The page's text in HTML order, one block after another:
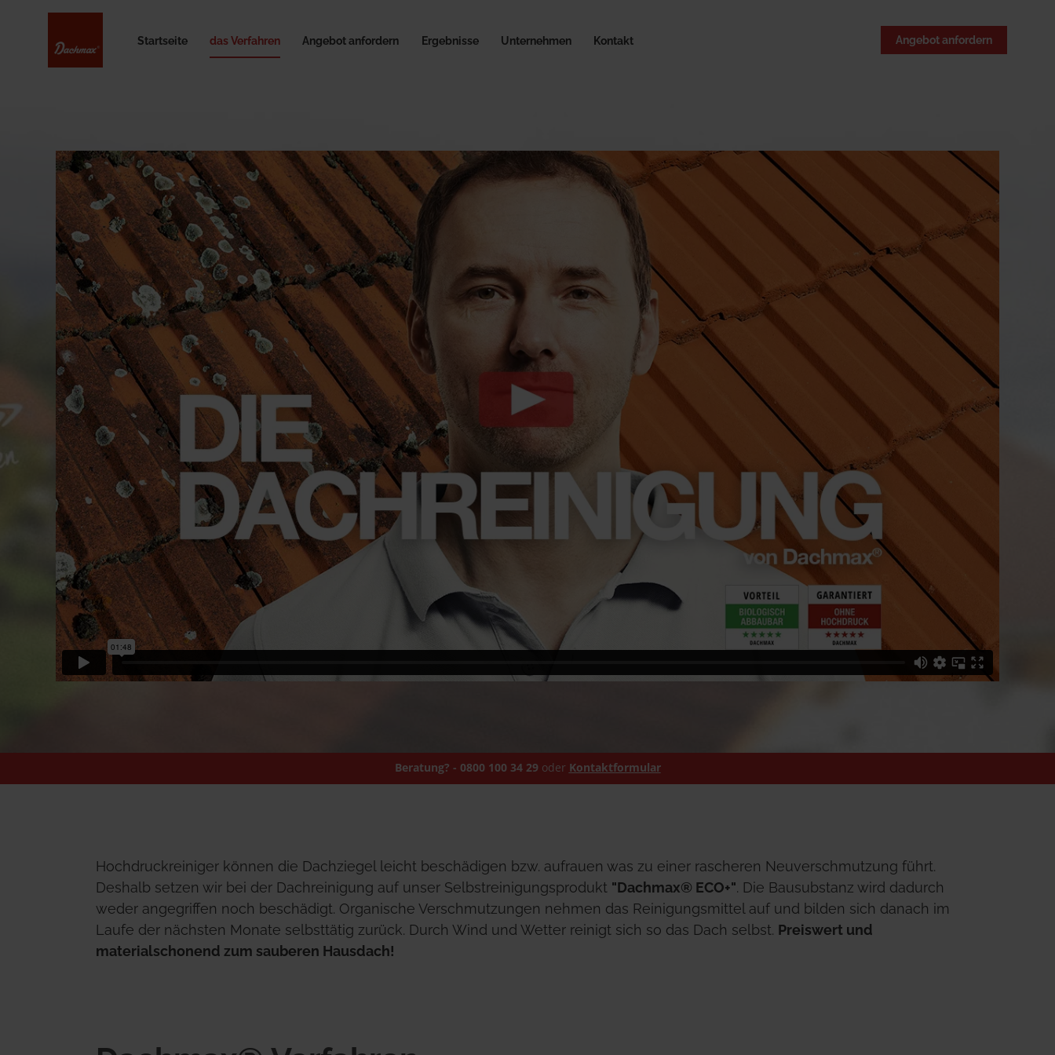
Startseite das Verfahren Angebot anfordern Ergebnisse Unternehmen Kontakt Angebot anfordern
Beratung? - 0800 100 34 29 oder Kontaktformular
Hochdruckreiniger können die Dachziegel leicht beschädigen bzw. aufrauen was zu einer rascheren Neuverschmutzung führt.
Deshalb setzen wir bei der Dachreinigung auf unser Selbstreinigungsprodukt "Dachmax® ECO+". Die Bausubstanz wird dadurch
weder angegriffen noch beschädigt. Organische Verschmutzungen nehmen das Reinigungsmittel auf und bilden sich danach im
Laufe der nächsten Monate selbsttätig zurück. Durch Wind und Wetter reinigt sich so das Dach selbst. Preiswert und
materialschonend zum sauberen Hausdach!